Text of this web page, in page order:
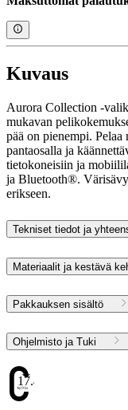
Kuvaus
Aurora Collection -
mukavan
pää on pienempi.
pantaosalla ja
tietokoneisiin ja
ja Bluetooth®.
erikseen.
Tekniset tiedot ja
Materiaalit ja kestävä
Pakkauksen sisältö
Ohjelmisto ja Tuki
17.43